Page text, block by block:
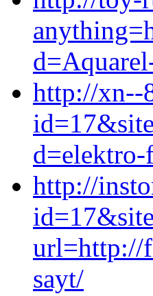
http://xn--
d=elektro-
http://
url=http://
sayt/